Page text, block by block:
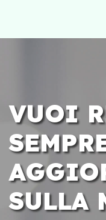
VUOI
SULLA